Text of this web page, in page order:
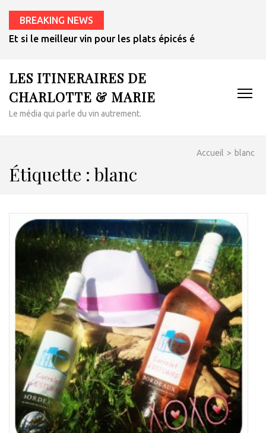
BREAKING NEWS
Et si le meilleur vin pour les plats épicés était un rosé de
LES ITINERAIRES DE
CHARLOTTE & MARIE
Le média qui parle du vin autrement.
Accueil > blanc
Étiquette :blanc